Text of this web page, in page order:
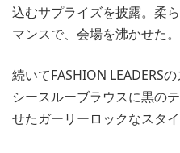
込むサプライズを披露。柔
マンスで、会場を沸かせた。
続いてFASHION LEADERS
シースルーブラウスに黒の
せたガーリーロックなスタ